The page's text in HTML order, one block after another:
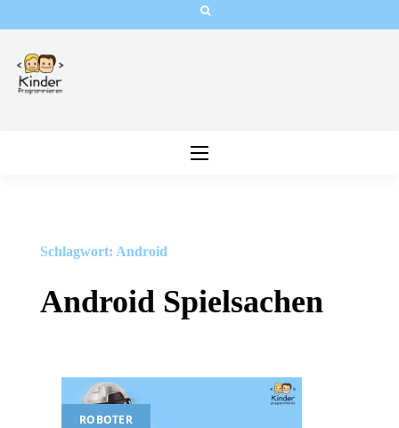
content
Schlagwort: Android
Android Spielsachen
ROBOTER